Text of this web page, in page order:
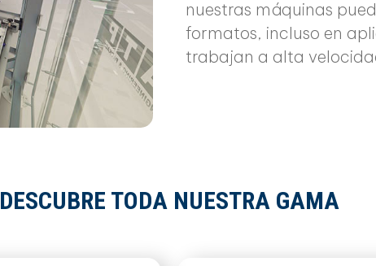
nuestras máquinas
formatos, incluso en
trabajan a alta
DESCUBRE TODA NUESTRA GAMA